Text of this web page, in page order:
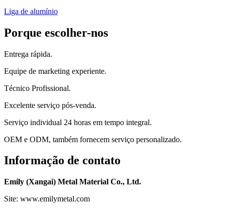
Liga de alumínio
Porque escolher-nos
Entrega rápida.
Equipe de marketing experiente.
Técnico Profissional.
Excelente serviço pós-venda.
Serviço individual 24 horas em tempo integral.
OEM e ODM, também fornecem serviço personalizado.
Informação de contato
Emily (Xangai) Metal Material Co., Ltd.
Site: www.emilymetal.com